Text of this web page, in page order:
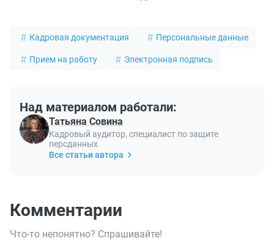
Кадровая документация Персональные данные
Прием на работу Электронная подпись
Над материалом работали:
Татьяна Совина
Кадровый аудитор, специалист по защите
персданных
Все статьи автора
Комментарии
Что-то непонятно? Спрашивайте!